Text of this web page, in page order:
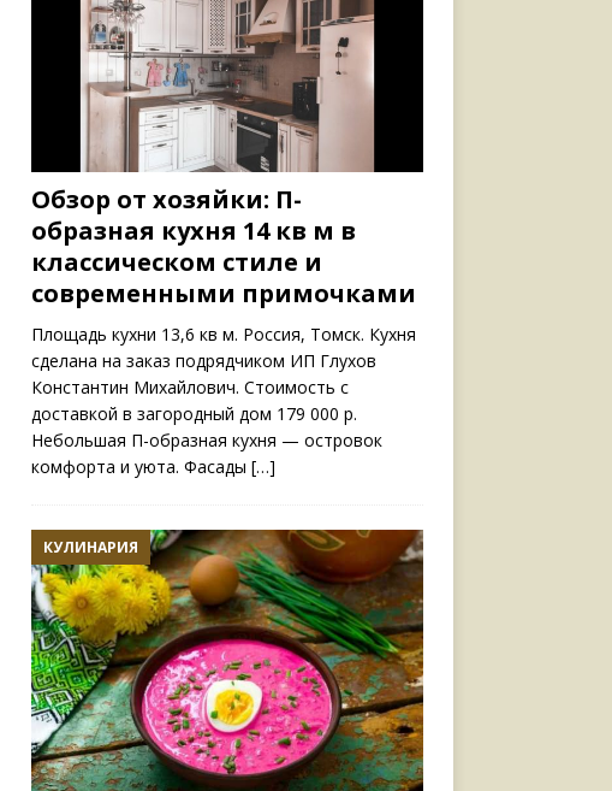
Обзор от хозяйки: П-
образная кухня 14 кв м в
классическом стиле и
современными примочками
Площадь кухни 13,6 кв м. Россия, Томск. Кухня
сделана на заказ подрядчиком ИП Глухов
Константин Михайлович. Стоимость с
доставкой в загородный дом 179 000 р.
Небольшая П-образная кухня — островок
комфорта и уюта. Фасады […]
КУЛИНАРИЯ